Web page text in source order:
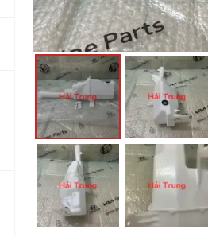
Ốp nhựa nội thất trong xe
Mâm lốp, Lazang
máy, hộp số
Hệ thống treo gầm, giảm xóc, càng
A, rotuyn
NỘI - NGOẠI THẤT
HYUNDAI